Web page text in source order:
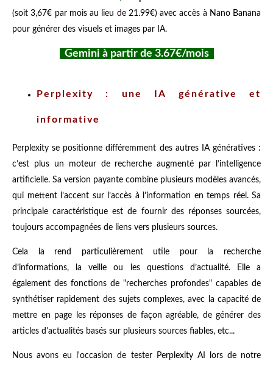
(soit 3,67€ par mois au lieu de 21.99€) avec accès à Nano Banana
pour générer des visuels et images par IA.
Gemini à partir de 3.67€/mois
Perplexity : une IA générative et
informative
Perplexity se positionne différemment des autres IA génératives :
c’est plus un moteur de recherche augmenté par l’intelligence
artificielle. Sa version payante combine plusieurs modèles avancés,
qui mettent l’accent sur l’accès à l’information en temps réel. Sa
principale caractéristique est de fournir des réponses sourcées,
toujours accompagnées de liens vers plusieurs sources.
Cela la rend particulièrement utile pour la recherche
d’informations, la veille ou les questions d’actualité. Elle a
également des fonctions de "recherches profondes" capables de
synthétiser rapidement des sujets complexes, avec la capacité de
mettre en page les réponses de façon agréable, de générer des
articles d'actualités basés sur plusieurs sources fiables, etc...
Nous avons eu l'occasion de tester Perplexity AI lors de notre